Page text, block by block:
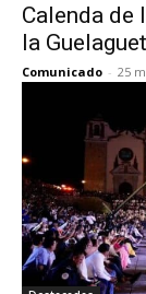
Calenda de
la
Comunicado - 25